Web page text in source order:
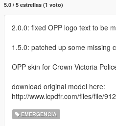
5.0 / 5 estrellas (1 voto)
2.0.0: fixed OPP logo text to be
1.5.0: patched up some missing
OPP skin for Crown Victoria
download original model here:
http://www.lcpdfr.com/files/file/
EMERGENCIA